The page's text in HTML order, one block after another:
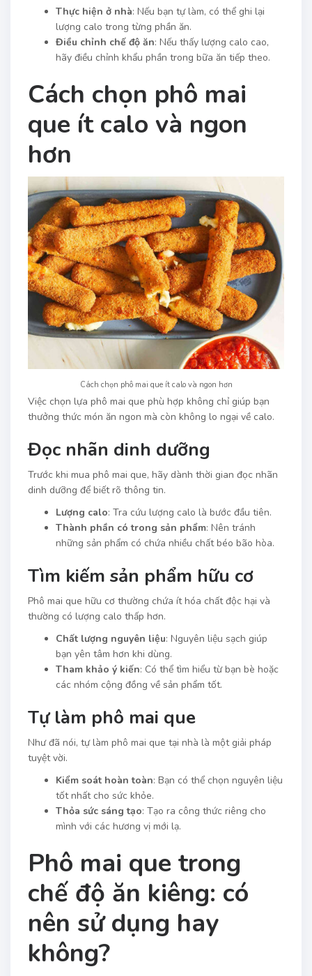
Thực hiện ở nhà: Nếu bạn tự làm, có thể ghi lại
lượng calo trong từng phần ăn.
Điều chỉnh chế độ ăn: Nếu thấy lượng calo cao,
hãy điều chỉnh khẩu phần trong bữa ăn tiếp theo.
Cách chọn phô mai
que ít calo và ngon
hơn
Cách chọn phô mai que ít calo và ngon hơn
Việc chọn lựa phô mai que phù hợp không chỉ giúp bạn
thưởng thức món ăn ngon mà còn không lo ngại về calo.
Đọc nhãn dinh dưỡng
Trước khi mua phô mai que, hãy dành thời gian đọc nhãn
dinh dưỡng để biết rõ thông tin.
Lượng calo: Tra cứu lượng calo là bước đầu tiên.
Thành phần có trong sản phẩm: Nên tránh
những sản phẩm có chứa nhiều chất béo bão hòa.
Tìm kiếm sản phẩm hữu cơ
Phô mai que hữu cơ thường chứa ít hóa chất độc hại và
thường có lượng calo thấp hơn.
Chất lượng nguyên liệu: Nguyên liệu sạch giúp
bạn yên tâm hơn khi dùng.
Tham khảo ý kiến: Có thể tìm hiểu từ bạn bè hoặc
các nhóm cộng đồng về sản phẩm tốt.
Tự làm phô mai que
Như đã nói, tự làm phô mai que tại nhà là một giải pháp
tuyệt vời.
Kiểm soát hoàn toàn: Bạn có thể chọn nguyên liệu
tốt nhất cho sức khỏe.
Thỏa sức sáng tạo: Tạo ra công thức riêng cho
mình với các hương vị mới lạ.
Phô mai que trong
chế độ ăn kiêng: có
nên sử dụng hay
không?